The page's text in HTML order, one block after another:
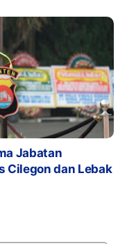
Jabatan
Cilegon dan Lebak